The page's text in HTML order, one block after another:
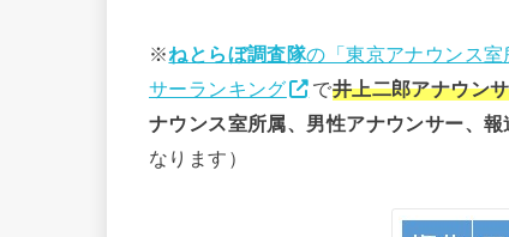
※ねとらぼ調査隊の「東京アナウンス
サーランキング
で井上二郎アナウン
ナウンス室所属、男性アナウンサー、報
なります）